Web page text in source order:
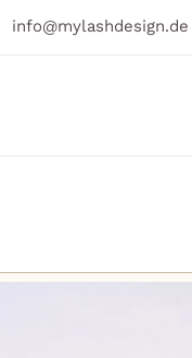
info@mylashdesign.de